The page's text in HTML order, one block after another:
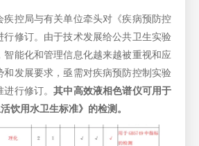
疾控局与有关单位牵头对《疾病预防控
行修订。由于技术发展给公共卫生实验
智能化和管理信息化越来越被重视和应
和发展要求，亟需对疾病预防控制实验
进行修订。其中高效液相色谱仪可用于
活饮用水卫生标准》的检测。